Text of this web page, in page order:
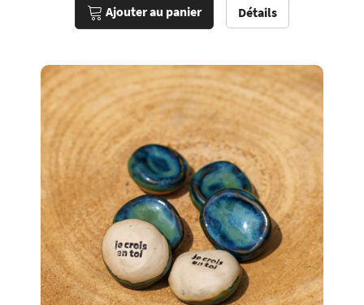
Ajouter au panier Détails